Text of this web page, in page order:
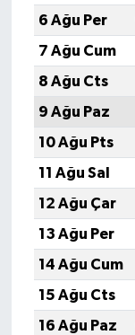
6 Ağu Per
7 Ağu Cum
8 Ağu Cts
9 Ağu Paz
10 Ağu Pts
11 Ağu Sal
12 Ağu Çar
13 Ağu Per
14 Ağu Cum
15 Ağu Cts
16 Ağu Paz